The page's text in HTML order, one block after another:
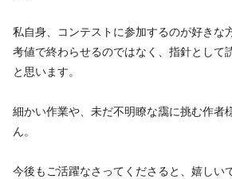
私自身、コンテストに参加するのが好きな
考値で終わらせるのではなく、指針として
と思います。
細かい作業や、未だ不明瞭な靄に挑む作者
ん。
今後もご活躍なさってくださると、嬉しいで